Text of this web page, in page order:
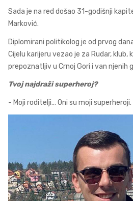
Sada je na red došao 31-godišnji
Marković.
Diplomirani politikolog je od prvog
Cijelu karijeru vezao je za Rudar, klub,
prepoznatljiv u Crnoj Gori i van njenih
Tvoj najdraži superheroj?
- Moji roditelji… Oni su moji superheroji.